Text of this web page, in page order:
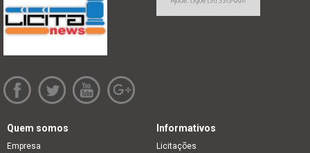
Quem somos
Empresa
Informativos
Licitações